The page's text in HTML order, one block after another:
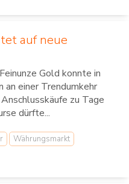
auf neue
Gold konnte in
einer Trendumkehr
zu Tage
dürfte...
Währungsmarkt